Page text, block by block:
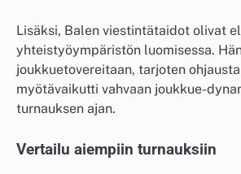
Lisäksi, Balen viestintätaidot olivat
yhteistyöympäristön luomisessa.
joukkuetovereitaan, tarjoten
myötävaikutti vahvaan joukkue-
turnauksen ajan.
Vertailu aiempiin turnauksiin